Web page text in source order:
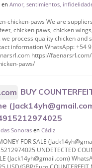
enAmor, sentimientos,
chicken-paws We are
chicken paws, chicken
process quality chicken and
information WhatsApp: +54
https://
paws/
BUY
Sonoras enCádiz
FOR SALE
UNDETECTED
(Jack14yh@gmail.com)